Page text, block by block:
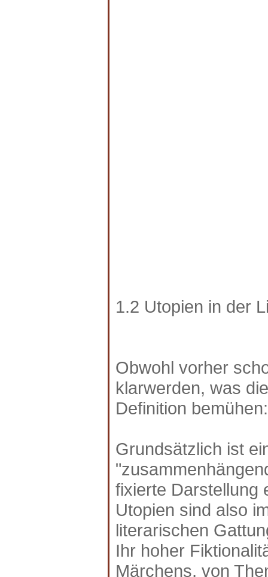
1.2 Utopien in der
Obwohl vorher
klarwerden, was
Definition bemühen:
Grundsätzlich ist
fixierte Darstellung
Utopien sind also
literarischen
Ihr hoher
Märchens, von